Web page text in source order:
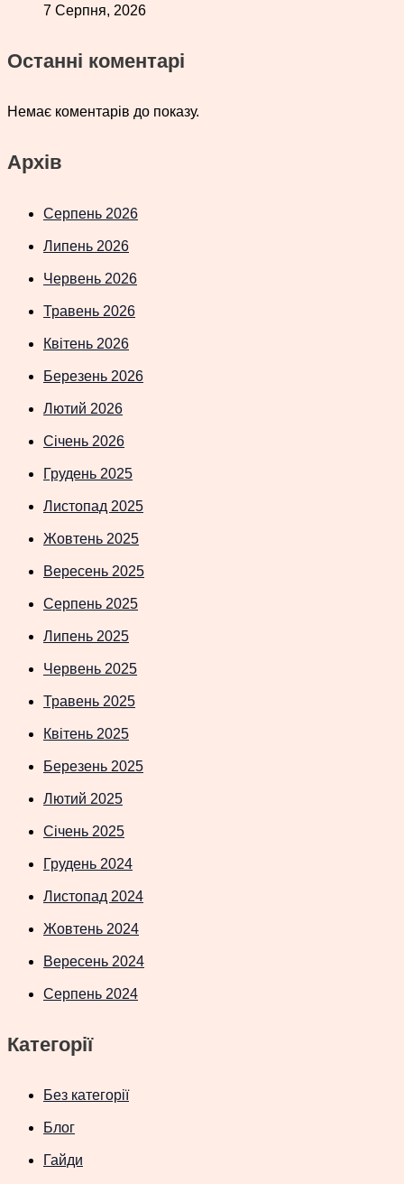
7 Серпня, 2026
Останні коментарі
Немає коментарів до показу.
Архів
Серпень 2026
Липень 2026
Червень 2026
Травень 2026
Квітень 2026
Березень 2026
Лютий 2026
Січень 2026
Грудень 2025
Листопад 2025
Жовтень 2025
Вересень 2025
Серпень 2025
Липень 2025
Червень 2025
Травень 2025
Квітень 2025
Березень 2025
Лютий 2025
Січень 2025
Грудень 2024
Листопад 2024
Жовтень 2024
Вересень 2024
Серпень 2024
Категорії
Без категорії
Блог
Гайди